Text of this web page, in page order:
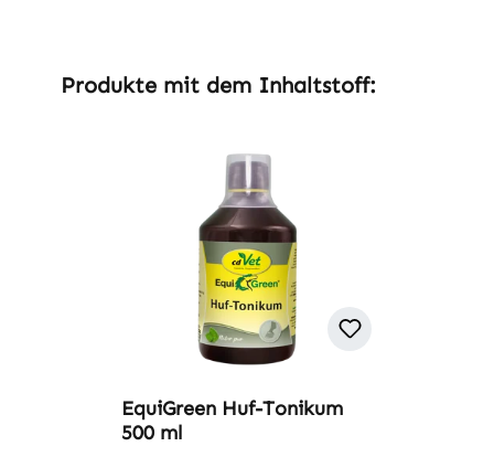
Produktgalerie überspringen
Produkte mit dem Inhaltstoff:
EquiGreen Huf-Tonikum
500 ml